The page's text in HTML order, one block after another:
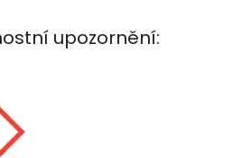
upozornění: